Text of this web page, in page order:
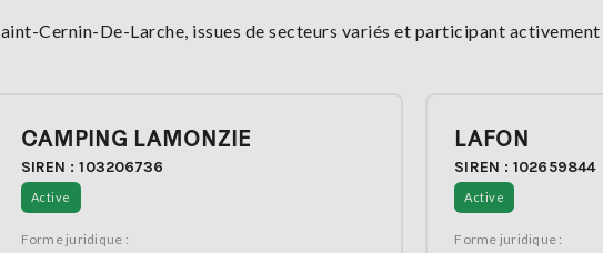
Cernin-De-Larche, issues de secteurs variés et participant
CAMPING LAMONZIE
SIREN : 103206736
Active
Forme juridique :
LAFON
SIREN : 102659844
Active
Forme juridique :